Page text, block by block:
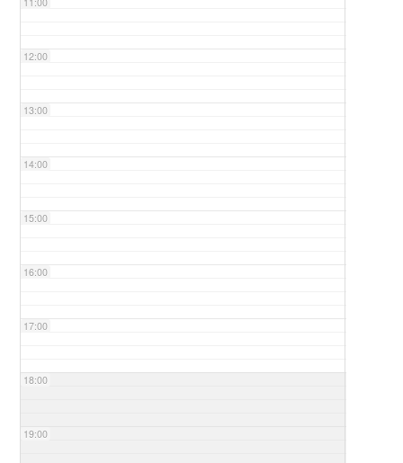
12:00
13:00
14:00
15:00
16:00
17:00
18:00
19:00